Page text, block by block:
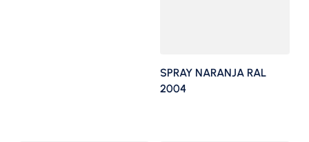
SPRAY NARANJA RAL
2004